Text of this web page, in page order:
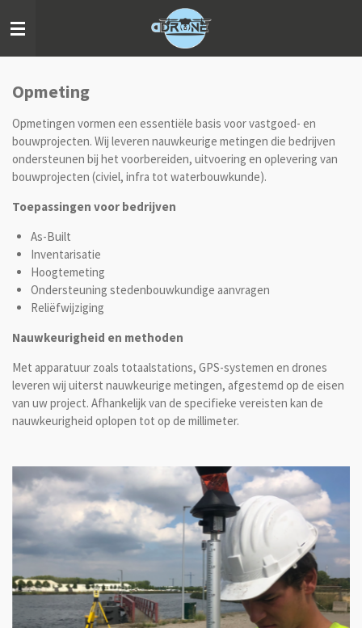
direct
hoofdinhoud
Opmeting
Opmetingen vormen een essentiële basis voor vastgoed- en
bouwprojecten. Wij leveren nauwkeurige metingen die bedrijven
ondersteunen bij het voorbereiden, uitvoering en oplevering van
bouwprojecten (civiel, infra tot waterbouwkunde).
Toepassingen voor bedrijven
As-Built
Inventarisatie
Hoogtemeting
Ondersteuning stedenbouwkundige aanvragen
Reliëfwijziging
Nauwkeurigheid en methoden
Met apparatuur zoals totaalstations, GPS-systemen en drones
leveren wij uiterst nauwkeurige metingen, afgestemd op de eisen
van uw project. Afhankelijk van de specifieke vereisten kan de
nauwkeurigheid oplopen tot op de millimeter.